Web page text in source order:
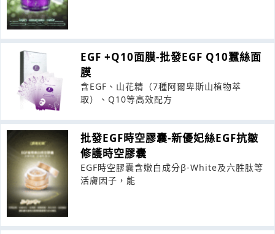
EGF +Q10面膜-批發EGF Q10蠶絲面
膜
含EGF、山花精（7種阿爾卑斯山植物萃
取）、Q10等高效配方
批發EGF時空膠囊-新優妃絲EGF抗皺
修護時空膠囊
EGF時空膠囊含嫩白成分β-White及六胜肽等
活膚因子，能